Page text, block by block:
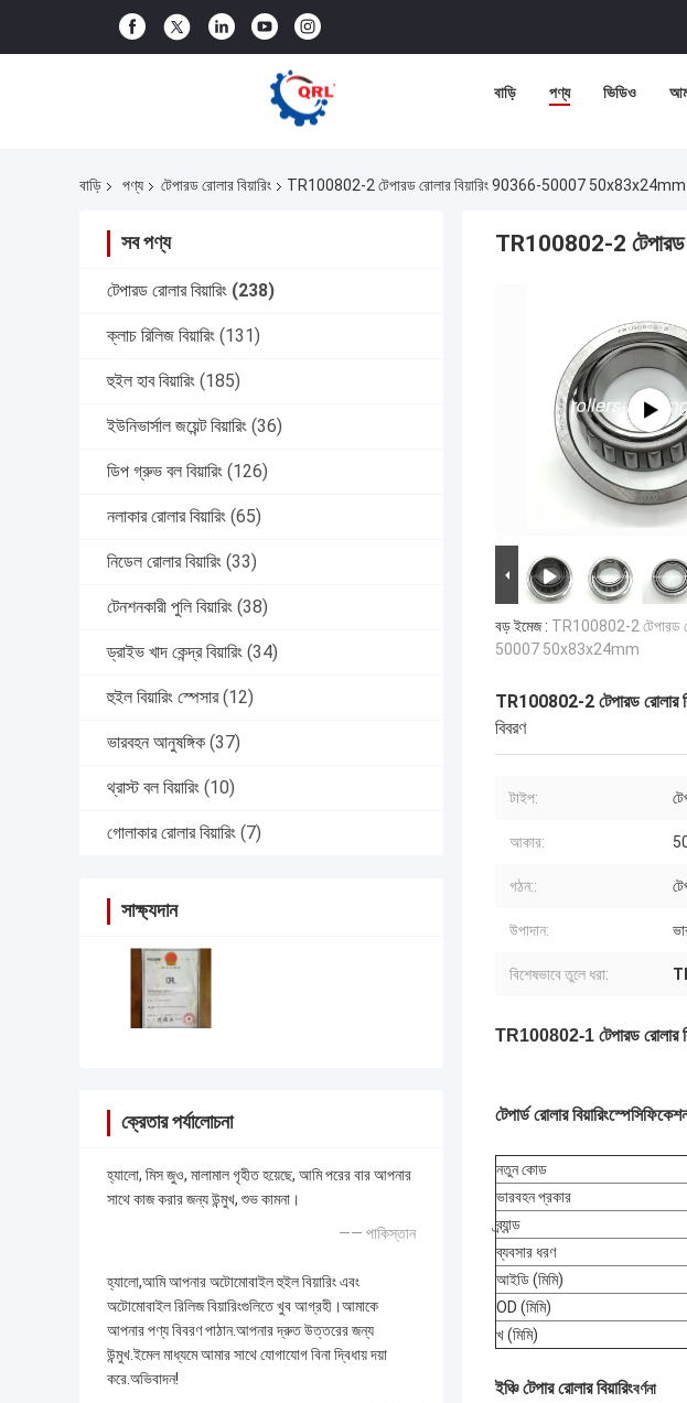
বাড়ি পণ্য ভিডিও
বাড়ি পণ্য টেপারড রোলার বিয়ারিং TR100802-2 টেপারড রোলার বিয়ারিং 90366-50007 50x83x24mm
সব পণ্য
টেপারড রোলার বিয়ারিং (238)
ক্লাচ রিলিজ বিয়ারিং (131)
হুইল হাব বিয়ারিং (185)
ইউনিভার্সাল জয়েন্ট বিয়ারিং (36)
ডিপ গ্রুভ বল বিয়ারিং (126)
নলাকার রোলার বিয়ারিং (65)
নিডেল রোলার বিয়ারিং (33)
টেনশনকারী পুলি বিয়ারিং (38)
ড্রাইভ খাদ কেন্দ্র বিয়ারিং (34)
হুইল বিয়ারিং স্পেসার (12)
ভারবহন আনুষঙ্গিক (37)
থ্রাস্ট বল বিয়ারিং (10)
গোলাকার রোলার বিয়ারিং (7)
সাক্ষ্যদান
ক্রেতার পর্যালোচনা
হ্যালো, মিস জুও, মালামাল গৃহীত হয়েছে, আমি পরের বার আপনার
সাথে কাজ করার জন্য উন্মুখ, শুভ কামনা।
—— পাকিস্তান
হ্যালো,আমি আপনার অটোমোবাইল হুইল বিয়ারিং এবং
অটোমোবাইল রিলিজ বিয়ারিংগুলিতে খুব আগ্রহী।আমাকে
আপনার পণ্য বিবরণ পাঠান.আপনার দ্রুত উত্তরের জন্য
উন্মুখ.ইমেল মাধ্যমে আমার সাথে যোগাযোগ বিনা দ্বিধায় দয়া
করে.অভিবাদন!
TR100802-2
বড় ইমেজ : TR100802-2 টেপারড
50007 50x83x24mm
TR100802-2 টেপারড
বিবরণ
টাইপ:
আকার:
গঠন::
উপাদান:
বিশেষভাবে তুলে ধরা:
TR100802-1 টেপারড রোলার
টেপার্ড রোলার বিয়ারিং
নতুন কোড
ভারবহন প্রকার
ব্র্যান্ড
ব্যবসার ধরণ
আইডি (মিমি)
OD (মিমি)
খ (মিমি)
ইঞ্চি টেপার রোলার বিয়ারিংবর্ণনা